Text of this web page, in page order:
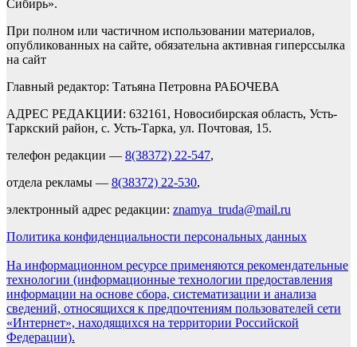
Сибирь».
При полном или частичном использовании материалов,
опубликованных на сайте, обязательна активная гиперссылка
на сайт
Главный редактор: Татьяна Петровна РАБОЧЕВА
АДРЕС РЕДАКЦИИ: 632161, Новосибирская область, Усть-
Таркский район, с. Усть-Тарка, ул. Почтовая, 15.
телефон редакции — 8(38372) 22-547,
отдела рекламы — 8(38372) 22-530,
электронный адрес редакции: znamya_truda@mail.ru
Политика конфиденциальности персональных данных
На информационном ресурсе применяются рекомендательные
технологии (информационные технологии предоставления
информации на основе сбора, систематизации и анализа
сведений, относящихся к предпочтениям пользователей сети
«Интернет», находящихся на территории Российской
Федерации).